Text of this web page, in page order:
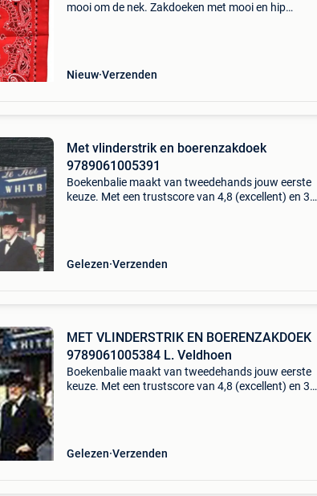
mooi om de nek. Zakdoeken met mooi en hip
Nieuw Verzenden
Met vlinderstrik en boerenzakdoek
9789061005391
Boekenbalie maakt van tweedehands jouw eerste
keuze. Met een trustscore van 4,8 (excellent) en 30
Gelezen Verzenden
MET VLINDERSTRIK EN BOERENZAKDOEK
9789061005384 L. Veldhoen
Boekenbalie maakt van tweedehands jouw eerste
keuze. Met een trustscore van 4,8 (excellent) en 30
Gelezen Verzenden